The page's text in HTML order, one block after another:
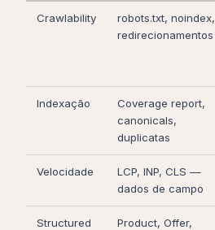
Crawlability
robots.txt, noindex,
redirecionamentos
Indexação
Coverage report,
canonicals,
duplicatas
Velocidade
LCP, INP, CLS —
dados de campo
Structured
Product, Offer,